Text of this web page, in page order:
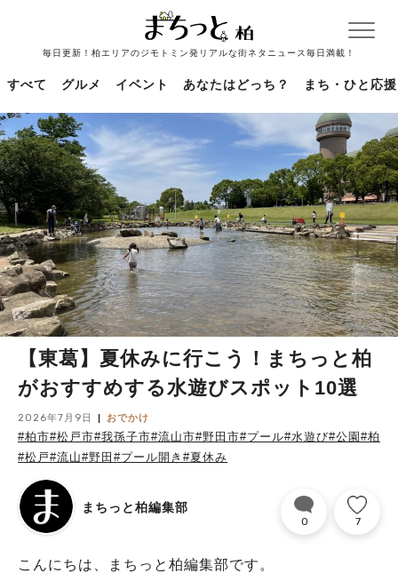
毎日更新！柏エリアのジモトミン発リアルな街ネタニュース毎日満載！
すべて グルメ イベント あなたはどっち？ まち・ひと応援
【東葛】夏休みに行こう！まちっと柏
がおすすめする水遊びスポット10選
2026年7月9日 おでかけ
#柏市#松戸市#我孫子市#流山市#野田市#プール#水遊び#公園 #柏
#松戸#流山#野田 #プール開き #夏休み
まちっと柏編集部
0 7
こんにちは、まちっと柏編集部です。